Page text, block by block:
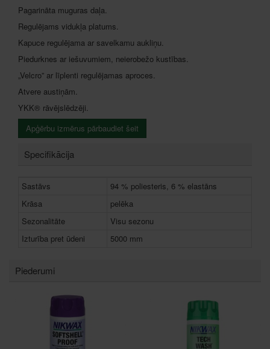
Pagarināta muguras daļa.
Regulējams vidukļa platums.
Kapuce regulējama ar savelkamu aukliņu.
Piedurknes ar iešuvumiem, neierobežo kustības.
„Velcro” ar līplenti regulējamas aproces.
Atvere austiņām.
YKK® rāvējslēdzēji.
Apģērbu izmērus pārbaudiet šeit
Specifikācija
Sastāvs
94 % poliesteris, 6 % elastāns
Krāsa
pelēka
Sezonalitāte
Visu sezonu
Izturība pret ūdeni
5000 mm
Piederumi